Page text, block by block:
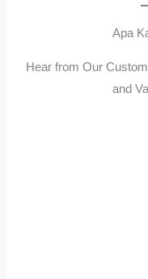
Apa
Hear from Our
and